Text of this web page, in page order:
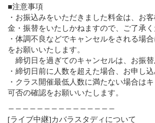
■注意事項
・お振込みをいただきました料金は、お
金・振替をいたしかねますので、ご了承く
・体調不良などでキャンセルをされる場
をお願いいたします。
締切日を過ぎてのキャンセルは、お振
・締切日前に人数を超えた場合、お申し
・クラス開催最低人数に満たない場合は
可否の確認をお願いいたします。
―――――――――――――――
[ライブ中継]カバラスタディについて